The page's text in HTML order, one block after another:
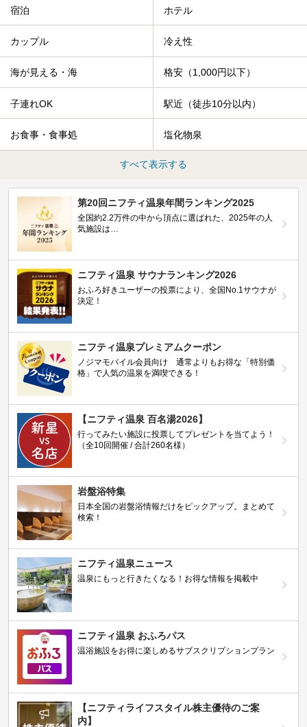
宿泊 ホテル
カップル 冷え性
海が見える・海 格安（1,000円以下）
子連れOK 駅近（徒歩10分以内）
お食事・食事処 塩化物泉
すべて表示する
第20回ニフティ温泉年間ランキング2025
全国約2.2万件の中から頂点に選ばれた、2025年の人
気施設は…
ニフティ温泉 サウナランキング2026
おふろ好きユーザーの投票により、全国No.1サウナが
決定！
ニフティ温泉プレミアムクーポン
ノジマモバイル会員向け 通常よりもお得な「特別価
格」で人気の温泉を満喫できる！
【ニフティ温泉 百名湯2026】
行ってみたい施設に投票してプレゼントを当てよう！
（全10回開催 / 合計260名様）
岩盤浴特集
日本全国の岩盤浴情報だけをピックアップ。まとめて
検索！
ニフティ温泉ニュース
温泉にもっと行きたくなる！お得な情報を掲載中
ニフティ温泉 おふろパス
温浴施設をお得に楽しめるサブスクリプションプラン
【ニフティライフスタイル株主優待のご案
内】